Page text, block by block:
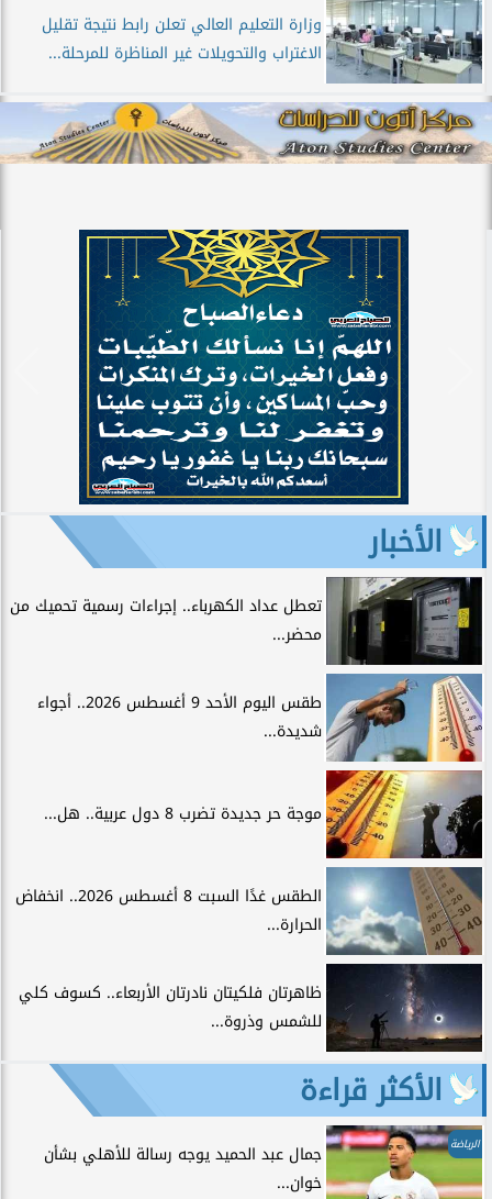
وزارة التعليم العالي تعلن رابط نتيجة تقليل
الاغتراب والتحويلات غير المناظرة للمرحلة...
الأخبار
تعطل عداد الكهرباء.. إجراءات رسمية تحميك من
محضر...
طقس اليوم الأحد 9 أغسطس 2026.. أجواء
شديدة...
موجة حر جديدة تضرب 8 دول عربية.. هل...
الطقس غدًا السبت 8 أغسطس 2026.. انخفاض
الحرارة...
ظاهرتان فلكيتان نادرتان الأربعاء.. كسوف كلي
للشمس وذروة...
الأكثر قراءة
الرياضة
جمال عبد الحميد يوجه رسالة للأهلي بشأن
خوان...